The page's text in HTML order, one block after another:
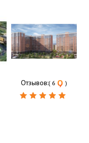
Отзывов:( 6 )